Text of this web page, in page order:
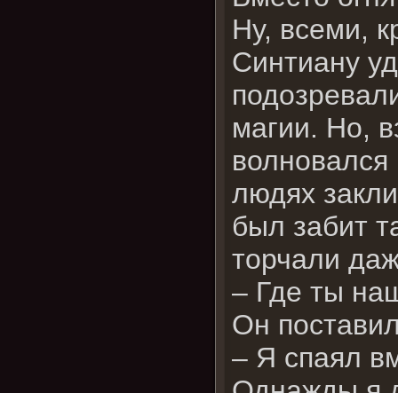
Ну, всеми,
Синтиану
магии. Но,
волновался
людях
был забит
торчали
– Где ты
Он
– Я спаял